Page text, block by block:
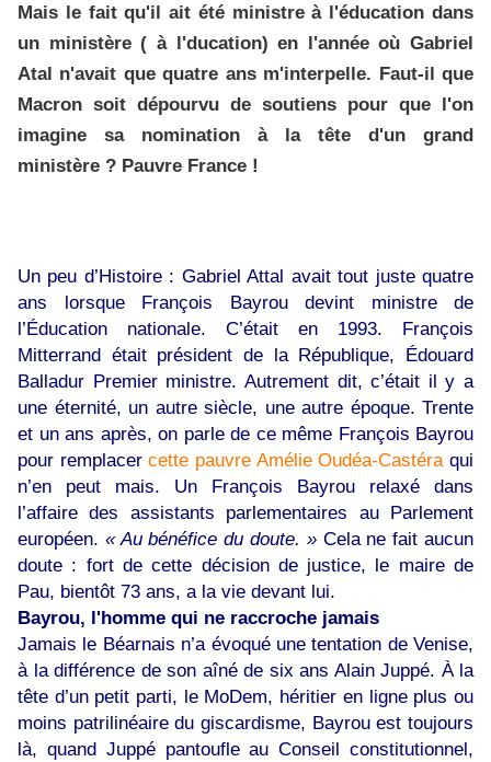
Mais le fait qu'il ait été ministre à l'éducation dans
un ministère ( à l'ducation) en l'année où Gabriel
Atal n'avait que quatre ans m'interpelle. Faut-il que
Macron soit dépourvu de soutiens pour que l'on
imagine sa nomination à la tête d'un grand
ministère ? Pauvre France !
Un peu d’Histoire : Gabriel Attal avait tout juste quatre
ans lorsque François Bayrou devint ministre de
l’Éducation nationale. C’était en 1993. François
Mitterrand était président de la République, Édouard
Balladur Premier ministre. Autrement dit, c’était il y a
une éternité, un autre siècle, une autre époque. Trente
et un ans après, on parle de ce même François Bayrou
pour remplacercette pauvre Amélie Oudéa-Castéraqui
n’en peut mais. Un François Bayrou relaxé dans
l’affaire des assistants parlementaires au Parlement
européen. « Au bénéfice du doute. »Cela ne fait aucun
doute : fort de cette décision de justice, le maire de
Pau, bientôt 73 ans, a la vie devant lui.
Bayrou, l'homme qui ne raccroche jamais
Jamais le Béarnais n’a évoqué une tentation de Venise,
à la différence de son aîné de six ans Alain Juppé. À la
tête d’un petit parti, le MoDem, héritier en ligne plus ou
moins patrilinéaire du giscardisme, Bayrou est toujours
là, quand Juppé pantoufle au Conseil constitutionnel,